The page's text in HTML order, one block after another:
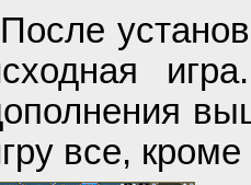
После
все,